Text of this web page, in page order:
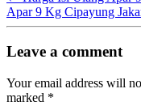
Apar 9 Kg Cipayung
Leave a comment
Your email address will
marked *